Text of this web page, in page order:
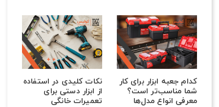
نکات کلیدی در استفاده
از ابزار دستی برای
تعمیرات خانگی
کدام جعبه ابزار برای کار
شما مناسب‌تر است؟
معرفی انواع مدل‌ها